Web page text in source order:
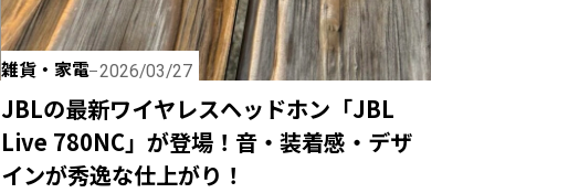
雑貨・家電 2026/03/27
JBLの最新ワイヤレスヘッドホン「JBL
Live 780NC」が登場！音・装着感・デザ
インが秀逸な仕上がり！